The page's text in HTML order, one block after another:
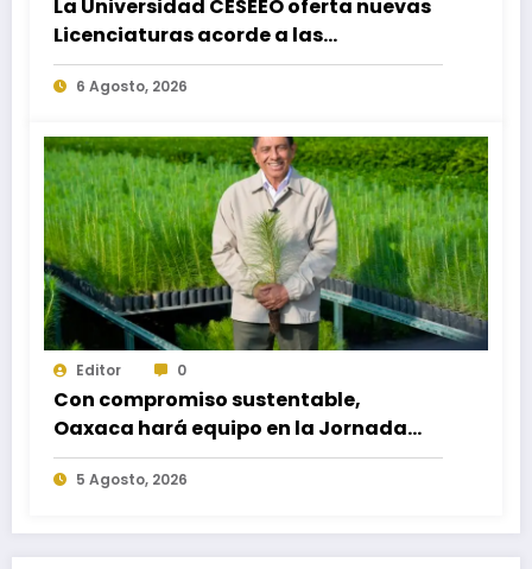
La Universidad CESEEO oferta nuevas
Licenciaturas acorde a las
necesidades educativas de los
egresados de escuelas del nivel medio
6 Agosto, 2026
Editor 0
Con compromiso sustentable,
Oaxaca hará equipo en la Jornada
Nacional de Reforestación 2026
5 Agosto, 2026